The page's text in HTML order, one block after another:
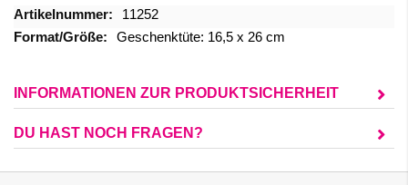
Mehr
Informationen
11252
Geschenktüte: 16,5 x 26 cm
INFORMATIONEN ZUR PRODUKTSICHERHEIT
DU HAST NOCH FRAGEN?